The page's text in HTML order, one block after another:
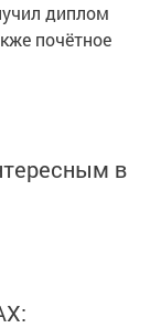
диплом
почётное
в